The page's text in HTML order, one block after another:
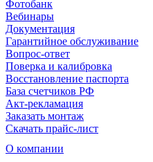
Фотобанк
Вебинары
Документация
Гарантийное обслуживание
Вопрос-ответ
Поверка и калибровка
Восстановление паспорта
База счетчиков РФ
Акт-рекламация
Заказать монтаж
Скачать прайс-лист
О компании